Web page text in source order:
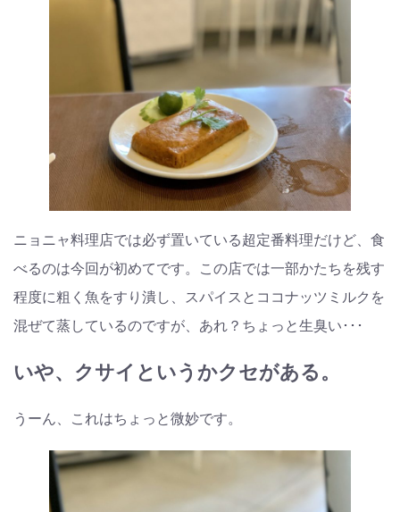
ニョニャ料理店では必ず置いている超定番料理だけど、食
べるのは今回が初めてです。この店では一部かたちを残す
程度に粗く魚をすり潰し、スパイスとココナッツミルクを
混ぜて蒸しているのですが、あれ？ちょっと生臭い･･･
いや、クサイというかクセがある。
うーん、これはちょっと微妙です。